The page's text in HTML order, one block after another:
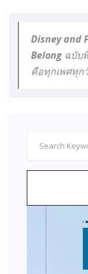
Disney and
Belong ฉบับ
คือทุกเพศทุก